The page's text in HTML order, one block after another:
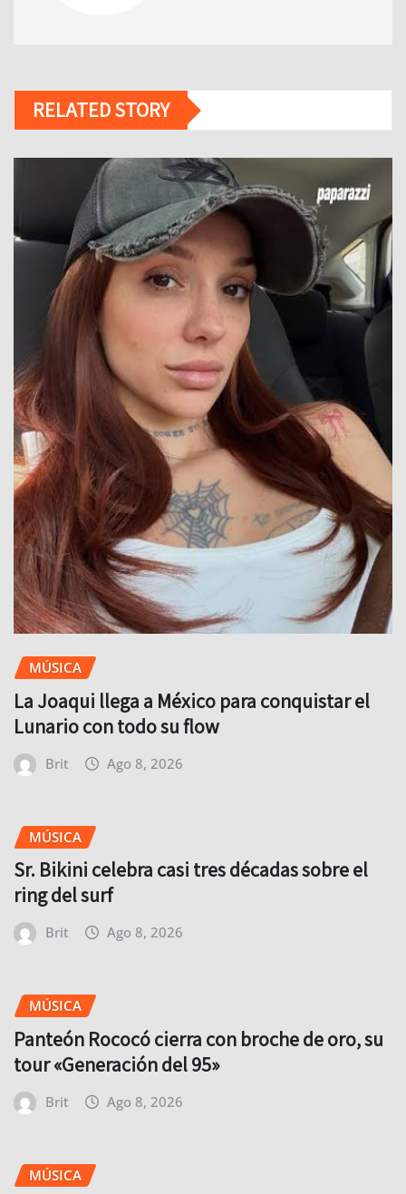
RELATED STORY
MÚSICA
La Joaqui llega a México para conquistar el
Lunario con todo su flow
Brit Ago 8, 2026
MÚSICA
Sr. Bikini celebra casi tres décadas sobre el
ring del surf
Brit Ago 8, 2026
MÚSICA
Panteón Rococó cierra con broche de oro, su
tour «Generación del 95»
Brit Ago 8, 2026
MÚSICA